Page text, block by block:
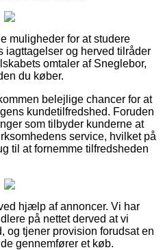
muligheder for at studere
iagttagelser og herved tilråder
omtaler af Sneglebor,
du køber.
belejlige chancer for at
kundetilfredshed. Foruden
som tilbyder kunderne at
service, hvilket på
til at fornemme tilfredsheden
hjælp af annoncer. Vi har
på nettet derved at vi
og tjener provision forudsat en
gennemfører et køb.